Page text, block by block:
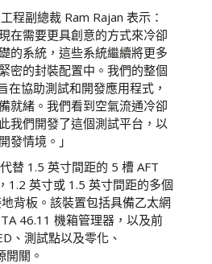
程副總裁 Ram Rajan 表示：
在需要更具創意的方式來冷卻
的系統，這些系統繼續將更多
密的封裝配置中。我們的整個
在協助測試和開發應用程式，
就緒。我們看到空氣流通冷卻
我們開發了這個測試平台，以
發情境。」
替 1.5 英寸間距的 5 槽 AFT
1.2 英寸或 1.5 英寸間距的多個
背板。該裝置包括具備乙太網
46.11 機箱管理器，以及前
、測試點以及零化、
開關。